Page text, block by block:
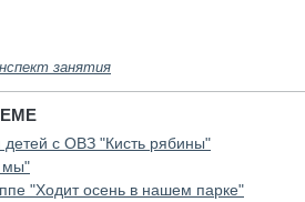
занятия
с ОВЗ "Кисть рябины"
мы"
"Ходит осень в нашем парке"